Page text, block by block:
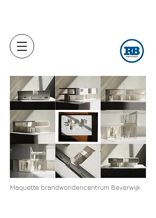
Maquette brandwondencentrum Beverwijk